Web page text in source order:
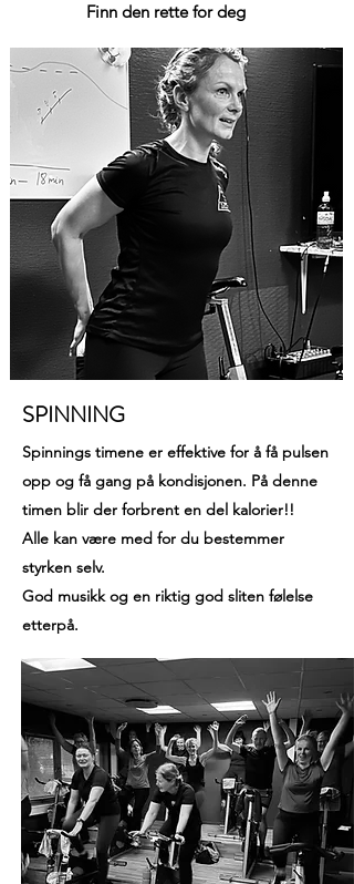
Finn den rette for deg
SPINNING
Spinnings timene er effektive for å få pulsen
opp og få gang på kondisjonen. På denne
timen blir der forbrent en del kalorier!!
Alle kan være med for du bestemmer
styrken selv.
God musikk og en riktig god sliten følelse
etterpå.